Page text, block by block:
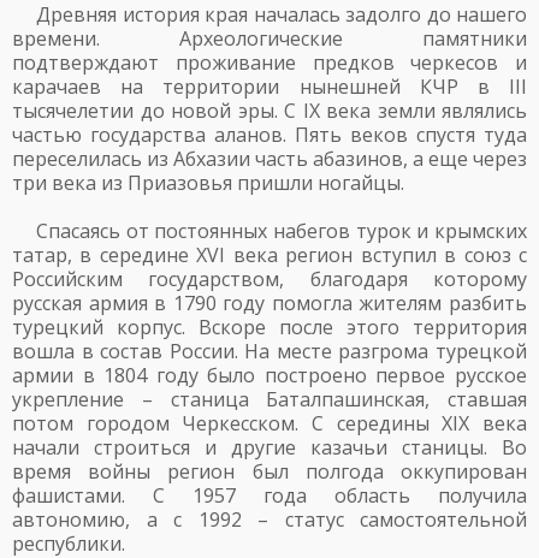
Древняя история края началась задолго до нашего
времени. Археологические памятники
подтверждают проживание предков черкесов и
карачаев на территории нынешней КЧР в III
тысячелетии до новой эры. С IX века земли являлись
частью государства аланов. Пять веков спустя туда
переселилась из Абхазии часть абазинов, а еще через
три века из Приазовья пришли ногайцы.
Спасаясь от постоянных набегов турок и крымских
татар, в середине XVI века регион вступил в союз с
Российским государством, благодаря которому
русская армия в 1790 году помогла жителям разбить
турецкий корпус. Вскоре после этого территория
вошла в состав России. На месте разгрома турецкой
армии в 1804 году было построено первое русское
укрепление – станица Баталпашинская, ставшая
потом городом Черкесском. С середины XIX века
начали строиться и другие казачьи станицы. Во
время войны регион был полгода оккупирован
фашистами. С 1957 года область получила
автономию, а с 1992 – статус самостоятельной
республики.